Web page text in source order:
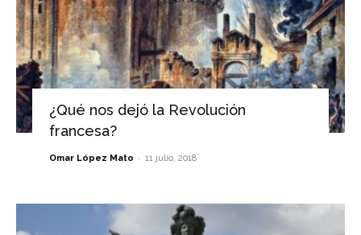
¿Qué nos dejó la Revolución
francesa?
Omar López Mato - 11 julio, 2018